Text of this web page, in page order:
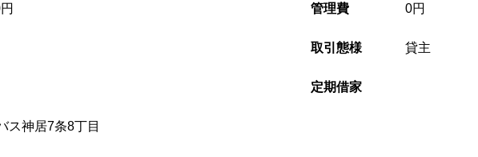
管理費 0円
取引態様 貸主
定期借家
ス神居7条8丁目